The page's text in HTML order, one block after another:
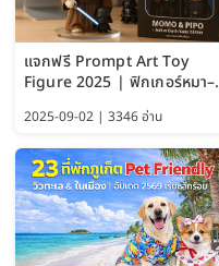
แจกฟรี Prompt Art Toy
Figure 2025 | ฟิกเกอร์หมา–
ChatGPT และ Gemini
2025-09-02 | 3346 อ่าน